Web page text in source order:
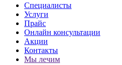
Специалисты
Услуги
Прайс
Онлайн консультации
Акции
Контакты
Мы лечим